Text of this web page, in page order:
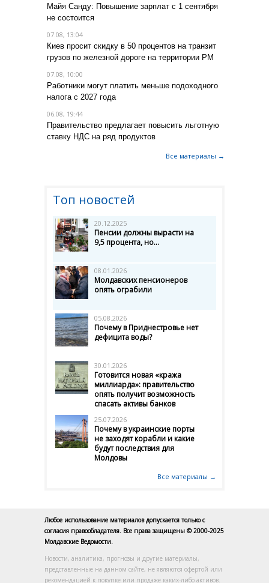
Майя Санду: Повышение зарплат с 1 сентября
не состоится
07.08, 13:04
Киев просит скидку в 50 процентов на транзит
грузов по железной дороге на территории РМ
07.08, 10:00
Работники могут платить меньше подоходного
налога с 2027 года
06.08, 19:44
Правительство предлагает повысить льготную
ставку НДС на ряд продуктов
Все материалы →
Топ новостей
20.12.2025
Пенсии должны вырасти на
9,5 процента, но...
08.01.2026
Молдавских пенсионеров
опять ограбили
05.08.2026
Почему в Приднестровье нет
дефицита воды?
30.01.2026
Готовится новая «кража
миллиарда»: правительство
опять получит возможность
спасать активы банков
25.07.2026
Почему в украинские порты
не заходят корабли и какие
будут последствия для
Молдовы
Все материалы →
Любое использование материалов допускается только с
согласия правообладателя. Все права защищены © 2000-2025
Молдавские Ведомости.
Новости, аналитика, прогнозы и другие материалы,
представленные на данном сайте, не являются офертой или
рекомендацией к покупке или продаже каких-либо активов.